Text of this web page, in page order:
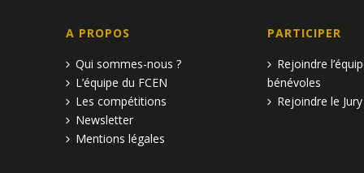
A PROPOS
Qui sommes-nous ?
L’équipe du FCEN
Les compétitions
Newsletter
Mentions légales
PARTICIPER
Rejoindre
bénévoles
Rejoindre le